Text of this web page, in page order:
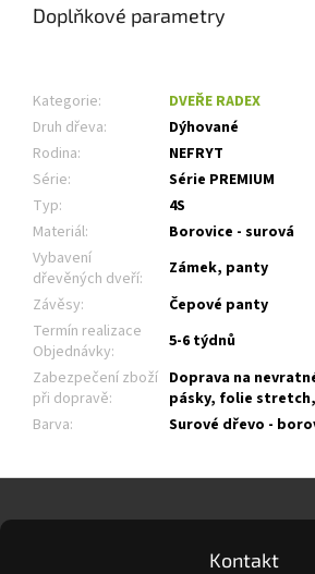
Doplňkové parametry
Kategorie:
DVEŘE RADEX
Druh dřeva:
Dýhované
Rodina:
NEFRYT
Série:
Série PREMIUM
Typ:
4S
Materiál:
Borovice - surová
Vybavení
dřevěných dveří:
Zámek, panty
Závěsy:
Čepové panty
Termín realizace
Objednávky:
5-6 týdnů
Zabezpečení zboží
při dopravě:
Doprava na
pásky, folie
Barva: Surové dřevo -
p
Kontakt